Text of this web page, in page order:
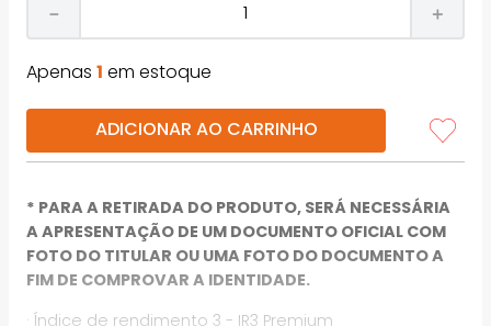
＋
－
Apenas 1 em estoque
ADICIONAR AO CARRINHO
* PARA A RETIRADA DO PRODUTO, SERÁ NECESSÁRIA
A APRESENTAÇÃO DE UM DOCUMENTO OFICIAL COM
FOTO DO TITULAR OU UMA FOTO DO DOCUMENTO A
FIM DE COMPROVAR A IDENTIDADE.
· Índice de rendimento 3 - IR3 Premium